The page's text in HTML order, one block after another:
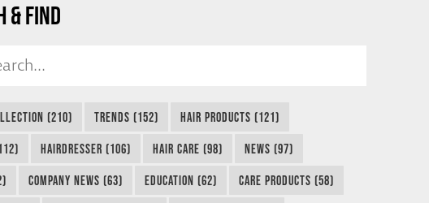
& FIND
(210) TRENDS (152) HAIR PRODUCTS (121)
HAIRDRESSER (106) HAIR CARE (98) NEWS (97)
COMPANY NEWS (63) EDUCATION (62) CARE PRODUCTS (58)